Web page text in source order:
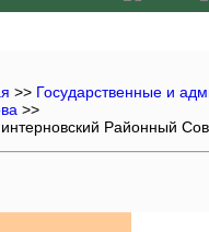
>> Государственные и
>>
Районный